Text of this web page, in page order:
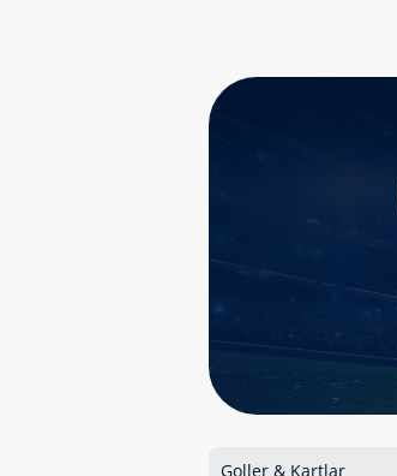
Goller & Kartlar